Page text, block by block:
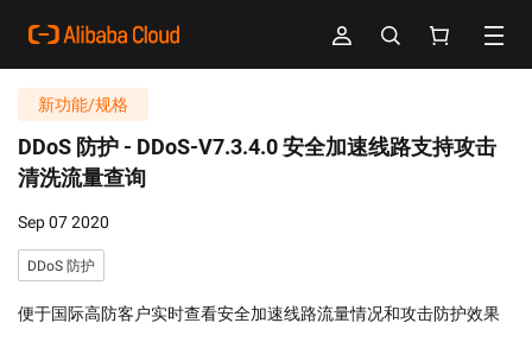
新功能/规格
DDoS 防护 - DDoS-V7.3.4.0 安全加速线路支持攻击
清洗流量查询
Sep 07 2020
DDoS 防护
便于国际高防客户实时查看安全加速线路流量情况和攻击防护效果